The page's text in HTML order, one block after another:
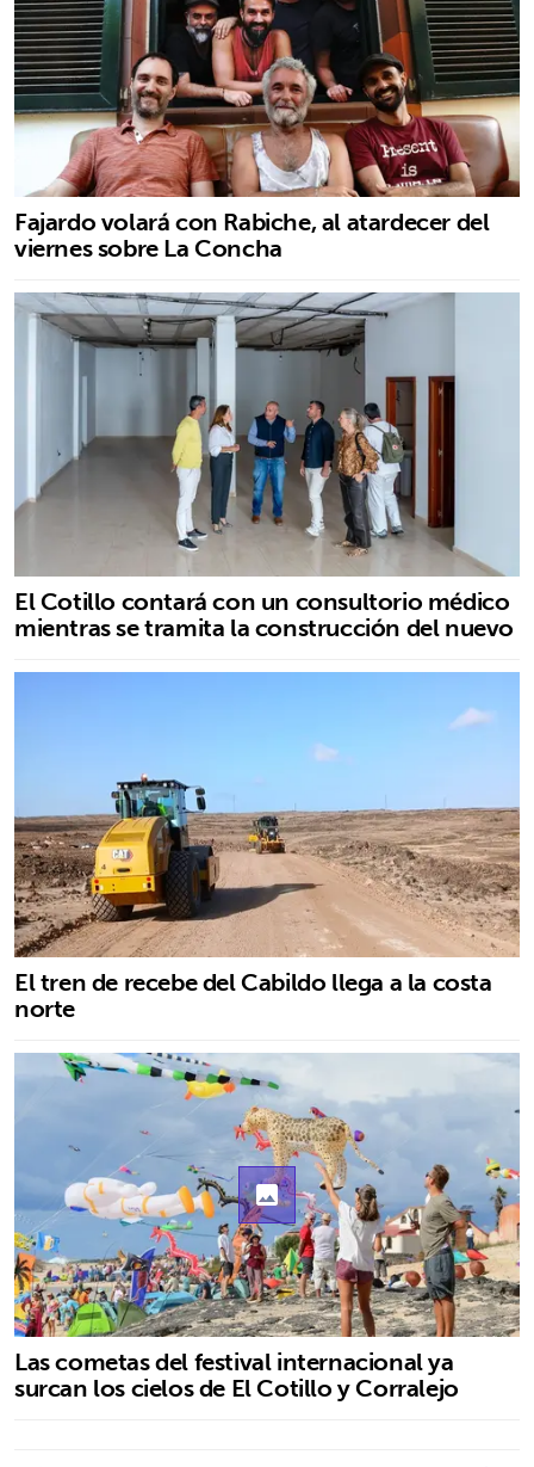
Fajardo volará con Rabiche, al atardecer del
viernes sobre La Concha
El Cotillo contará con un consultorio médico
mientras se tramita la construcción del nuevo
El tren de recebe del Cabildo llega a la costa
norte
photo
Las cometas del festival internacional ya
surcan los cielos de El Cotillo y Corralejo